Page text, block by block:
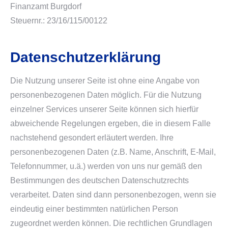
Finanzamt Burgdorf
Steuernr.: 23/16/115/00122
Datenschutzerklärung
Die Nutzung unserer Seite ist ohne eine Angabe von
personenbezogenen Daten möglich. Für die Nutzung
einzelner Services unserer Seite können sich hierfür
abweichende Regelungen ergeben, die in diesem Falle
nachstehend gesondert erläutert werden. Ihre
personenbezogenen Daten (z.B. Name, Anschrift, E-Mail,
Telefonnummer, u.ä.) werden von uns nur gemäß den
Bestimmungen des deutschen Datenschutzrechts
verarbeitet. Daten sind dann personenbezogen, wenn sie
eindeutig einer bestimmten natürlichen Person
zugeordnet werden können. Die rechtlichen Grundlagen